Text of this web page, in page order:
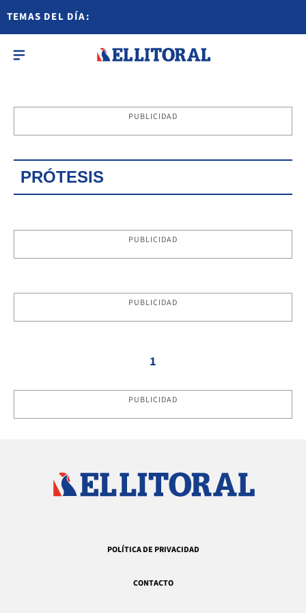
TEMAS DEL DÍA:
PUBLICIDAD
PRÓTESIS
PUBLICIDAD
PUBLICIDAD
1
PUBLICIDAD
POLÍTICA DE PRIVACIDAD
CONTACTO